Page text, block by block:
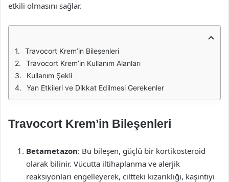
etkili olmasını sağlar.
Travocort Krem’in Bileşenleri
Travocort Krem’in Kullanım Alanları
Kullanım Şekli
Yan Etkileri ve Dikkat Edilmesi Gerekenler
Travocort Krem’in Bileşenleri
Betametazon: Bu bileşen, güçlü bir kortikosteroid
olarak bilinir. Vücutta iltihaplanma ve alerjik
reaksiyonları engelleyerek, ciltteki kızarıklığı, kaşıntıyı